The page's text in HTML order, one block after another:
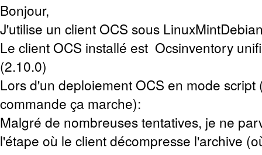
Bonjour,
J'utilise un client OCS sous
Le client OCS installé est Ocsinventory
(2.10.0)
Lors d'un deploiement OCS en mode script
commande ça marche):
Malgré de nombreuses tentatives, je ne
l'étape où le client décompresse l'archive